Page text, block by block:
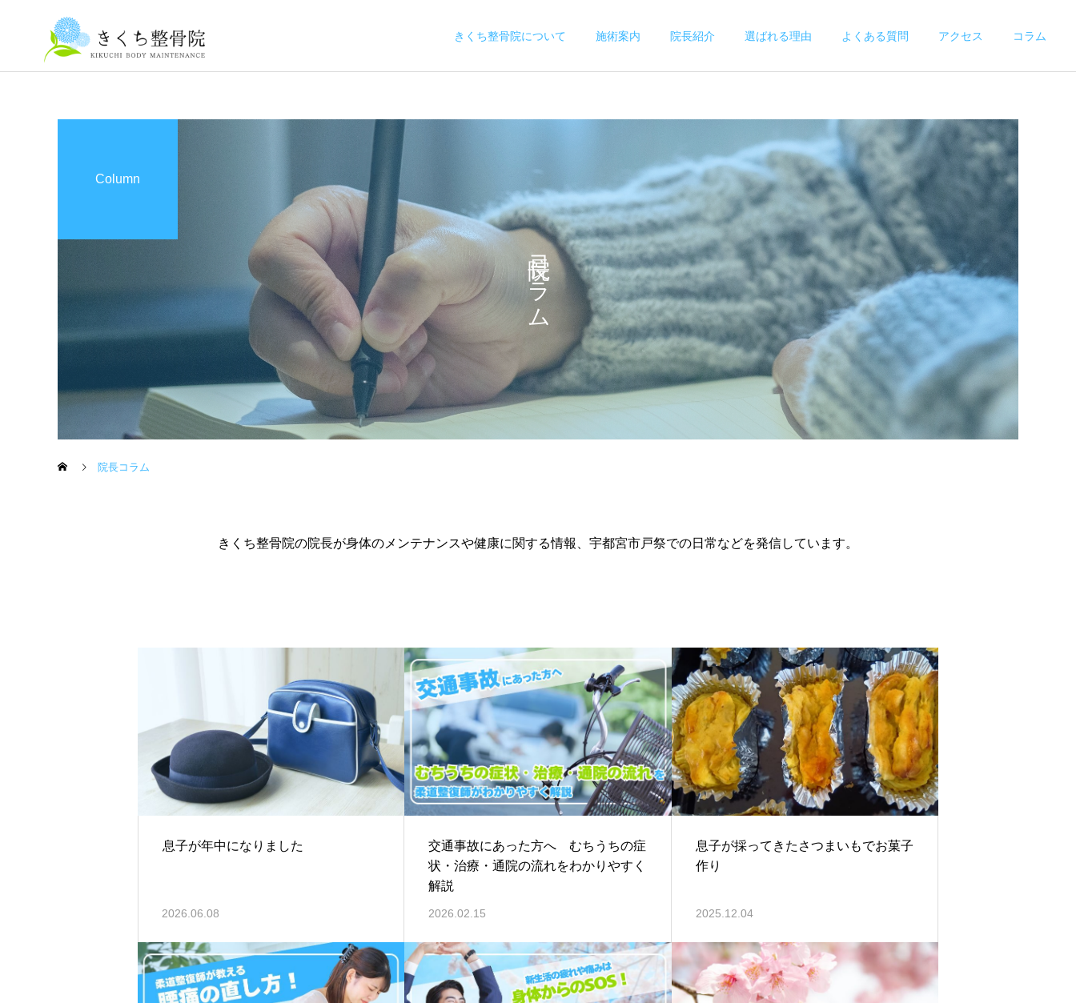
きくち整骨院について 施術案内 院長紹介 選ばれる理由 よくある質問 アクセス コラム
施術案内
整体マッサージ 交通事故治療 保険施術
はじめまして、きくち整骨
息子が年中になりました
交通事故にあった方へ む
ちうちの症状・治療・通院
の流れをわかりやすく解説
息子が採ってきたさつまい
もでお菓子作り
腰痛の直し方！今日からで
きるストレッチと生活習慣
の見直し
新生活の疲れや痛みは身体
からのSOS！痛みの慢性化
を予防する5つの簡単な方
院長コラム
Column
院長コラム
きくち整骨院の院長が身体のメンテナンスや健康に関する情報、宇都宮市戸祭での日常などを発信しています。
息子が年中になりました
2026.06.08
交通事故にあった方へ むちうちの症
状・治療・通院の流れをわかりやすく
解説
2026.02.15
息子が採ってきたさつまいもでお菓子
作り
2025.12.04